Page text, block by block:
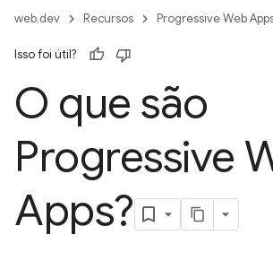
web.dev Recursos Progressive Web
Isso foi útil?
O que são
Progressive
Apps?